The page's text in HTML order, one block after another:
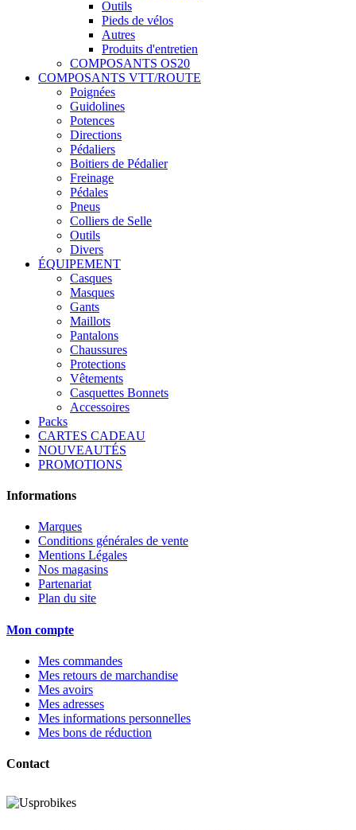
Outils
Pieds de vélos
Autres
Produits d'entretien
COMPOSANTS OS20
COMPOSANTS VTT/ROUTE
Poignées
Guidolines
Potences
Directions
Pédaliers
Boitiers de Pédalier
Freinage
Pédales
Pneus
Colliers de Selle
Outils
Divers
ÉQUIPEMENT
Casques
Masques
Gants
Maillots
Pantalons
Chaussures
Protections
Vêtements
Casquettes Bonnets
Accessoires
Packs
CARTES CADEAU
NOUVEAUTÉS
PROMOTIONS
Informations
Marques
Conditions générales de vente
Mentions Légales
Nos magasins
Partenariat
Plan du site
Mon compte
Mes commandes
Mes retours de marchandise
Mes avoirs
Mes adresses
Mes informations personnelles
Mes bons de réduction
Contact